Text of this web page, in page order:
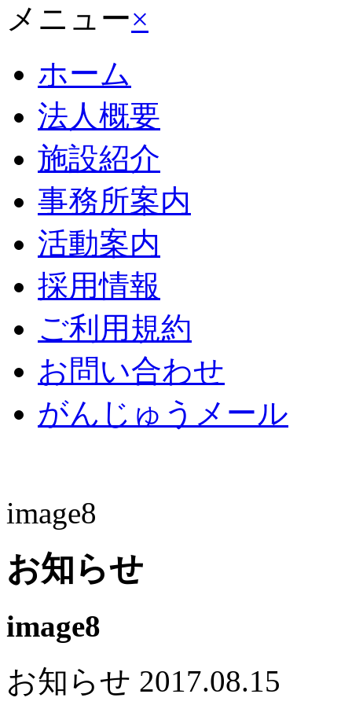
メニュー×
ホーム
法人概要
施設紹介
事務所案内
活動案内
採用情報
ご利用規約
お問い合わせ
がんじゅうメール
image8
お知らせ
image8
お知らせ 2017.08.15